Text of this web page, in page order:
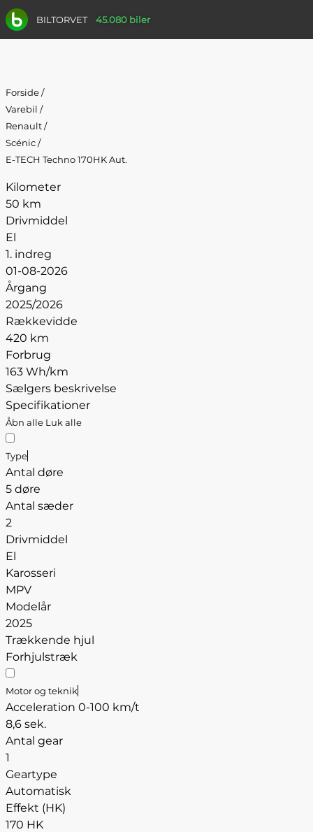
BILTORVET 45.080 biler
Forside/
Varebil /
Renault/
Scénic/
E-TECH Techno 170HK Aut.
Kilometer
50 km
Drivmiddel
El
1. indreg
01-08-2026
Årgang
2025/2026
Rækkevidde
420 km
Forbrug
163 Wh/km
Sælgers beskrivelse
Specifikationer
Åbn alle Luk alle
Type
Antal døre
5 døre
Antal sæder
2
Drivmiddel
El
Karosseri
MPV
Modelår
2025
Trækkende hjul
Forhjulstræk
Motor og teknik
Acceleration 0-100 km/t
8,6 sek.
Antal gear
1
Geartype
Automatisk
Effekt (HK)
170 HK